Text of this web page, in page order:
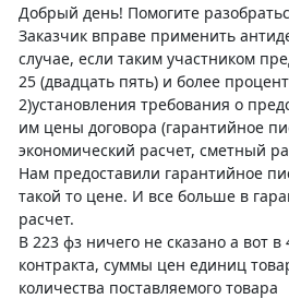
Добрый день! Помогите
Заказчик вправе применить
случае, если таким участником
25 (двадцать пять) и более
2)установления требования о
им цены договора (гарантийное
экономический расчет, сметный
Нам предоставили гарантийное
такой то цене. И все больше в
расчет.
В 223 фз ничего не сказано а вот
контракта, суммы цен единиц
количества поставляемого товара